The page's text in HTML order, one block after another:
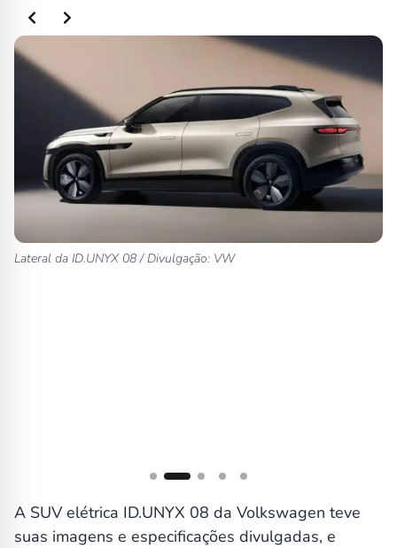
Lateral da ID.UNYX 08 / Divulgação: VW
Slide 2 of 5
A SUV elétrica ID.UNYX 08 da Volkswagen teve
suas imagens e especificações divulgadas, e